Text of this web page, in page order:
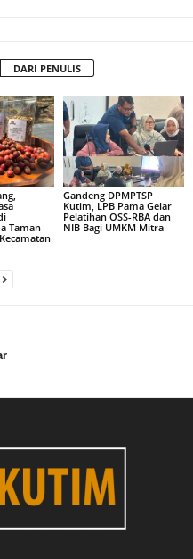
DARI PENULIS
Taman
Gandeng DPMPTSP
Kutim, LPB Pama Gelar
Pelatihan OSS-RBA dan
NIB Bagi UMKM Mitra